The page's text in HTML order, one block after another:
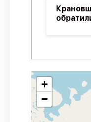
+
−